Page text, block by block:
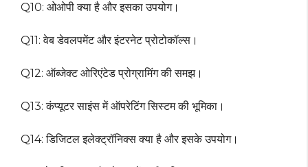
Q10: ओओपी क्या है और इसका उपयोग।
Q11: वेब डेवलपमेंट और इंटरनेट प्रोटोकॉल्स।
Q12: ऑब्जेक्ट ओरिएंटेड प्रोग्रामिंग की समझ।
Q13: कंप्यूटर साइंस में ऑपरेटिंग सिस्टम की भूमिका।
Q14: डिजिटल इलेक्ट्रॉनिक्स क्या है और इसके उपयोग।